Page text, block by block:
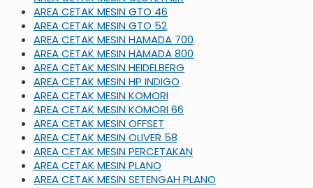
AREA CETAK MESIN GTO 46
AREA CETAK MESIN GTO 52
AREA CETAK MESIN HAMADA 700
AREA CETAK MESIN HAMADA 800
AREA CETAK MESIN HEIDELBERG
AREA CETAK MESIN HP INDIGO
AREA CETAK MESIN KOMORI
AREA CETAK MESIN KOMORI 66
AREA CETAK MESIN OFFSET
AREA CETAK MESIN OLIVER 58
AREA CETAK MESIN PERCETAKAN
AREA CETAK MESIN PLANO
AREA CETAK MESIN SETENGAH PLANO